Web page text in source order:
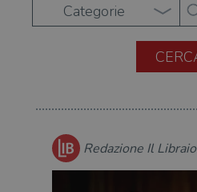
Categorie
Redazione Il Libraio